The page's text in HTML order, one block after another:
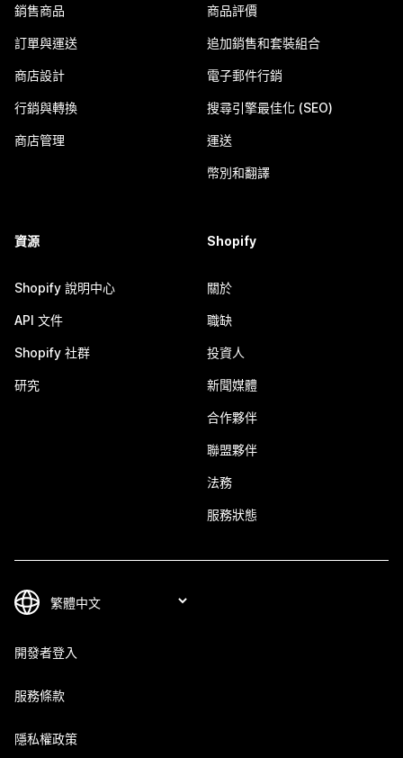
銷售商品
訂單與運送
商店設計
行銷與轉換
商店管理
商品評價
追加銷售和套裝組合
電子郵件行銷
搜尋引擎最佳化 (SEO)
運送
幣別和翻譯
資源
Shopify 說明中心
API 文件
Shopify 社群
研究
Shopify
關於
職缺
投資人
新聞媒體
合作夥伴
聯盟夥伴
法務
服務狀態
開發者登入
服務條款
隱私權政策